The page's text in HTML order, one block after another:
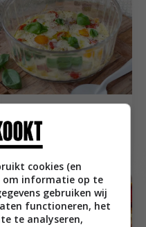
Caprese eieren
cookies (en
om informatie op te
gebruiken wij
functioneren, het
te analyseren,